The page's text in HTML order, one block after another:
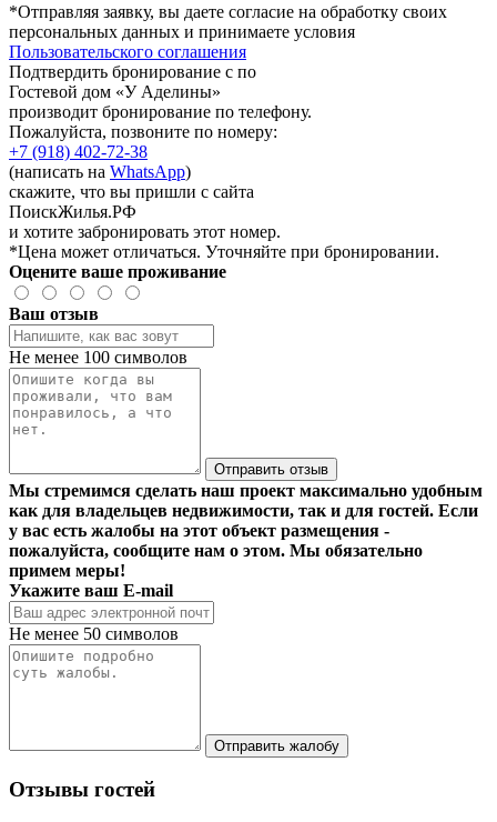
*Отправляя заявку, вы даете согласие на обработку своих
персональных данных и принимаете условия
Пользовательского соглашения
Подтвердить бронирование с по
Гостевой дом «У Аделины»
производит бронирование по телефону.
Пожалуйста, позвоните по номеру:
+7 (918) 402-72-38
(написать на WhatsApp)
скажите, что вы пришли с сайта
ПоискЖилья.РФ
и хотите забронировать этот номер.
*Цена может отличаться. Уточняйте при бронировании.
Оцените ваше проживание
Ваш отзыв
Не менее 100 символов
Отправить отзыв
Мы стремимся сделать наш проект максимально удобным
как для владельцев недвижимости, так и для гостей. Если
у вас есть жалобы на этот объект размещения -
пожалуйста, сообщите нам о этом. Мы обязательно
примем меры!
Укажите ваш E-mail
Не менее 50 символов
Отправить жалобу
Отзывы гостей